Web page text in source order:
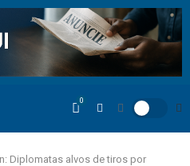
0
Diplomatas alvos de tiros por